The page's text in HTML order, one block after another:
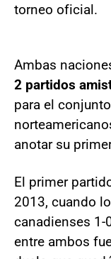
torneo oficial.
Ambas
2 partidos
para el
anotar su
El primer
2013, cuando
canadienses 1-
entre ambos